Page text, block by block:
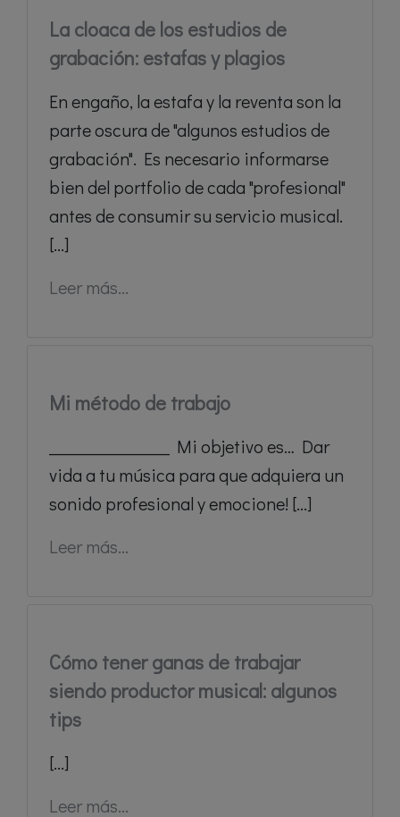
La cloaca de los estudios de
grabación: estafas y plagios
En engaño, la estafa y la reventa son la
parte oscura de "algunos estudios de
grabación". Es necesario informarse
bien del portfolio de cada "profesional"
antes de consumir su servicio musical.
[...]
Leer más...
Mi método de trabajo
_______________ Mi objetivo es… Dar
vida a tu música para que adquiera un
sonido profesional y emocione! [...]
Leer más...
Cómo tener ganas de trabajar
siendo productor musical: algunos
tips
[...]
Leer más...